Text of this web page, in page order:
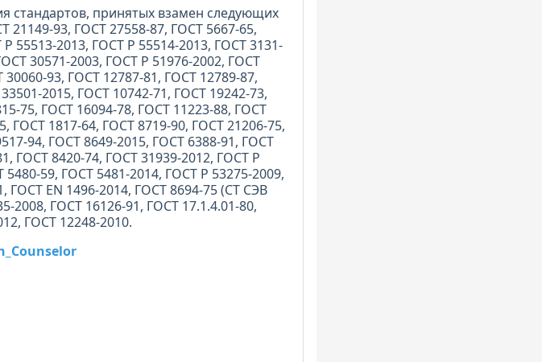
стандартов, принятых взамен следующих
93, ГОСТ 27558-87, ГОСТ 5667-65,
55513-2013, ГОСТ Р 55514-2013, ГОСТ 3131-
30571-2003, ГОСТ Р 51976-2002, ГОСТ
93, ГОСТ 12787-81, ГОСТ 12789-87,
2015, ГОСТ 10742-71, ГОСТ 19242-73,
75, ГОСТ 16094-78, ГОСТ 11223-88, ГОСТ
ГОСТ 1817-64, ГОСТ 8719-90, ГОСТ 21206-75,
94, ГОСТ 8649-2015, ГОСТ 6388-91, ГОСТ
ГОСТ 8420-74, ГОСТ 31939-2012, ГОСТ Р
59, ГОСТ 5481-2014, ГОСТ Р 53275-2009,
ГОСТ EN 1496-2014, ГОСТ 8694-75 (СТ СЭВ
2008, ГОСТ 16126-91, ГОСТ 17.1.4.01-80,
ГОСТ 12248-2010.